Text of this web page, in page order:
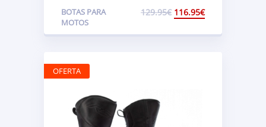
BOTAS PARA
MOTOS
129.95€ 116.95€
OFERTA